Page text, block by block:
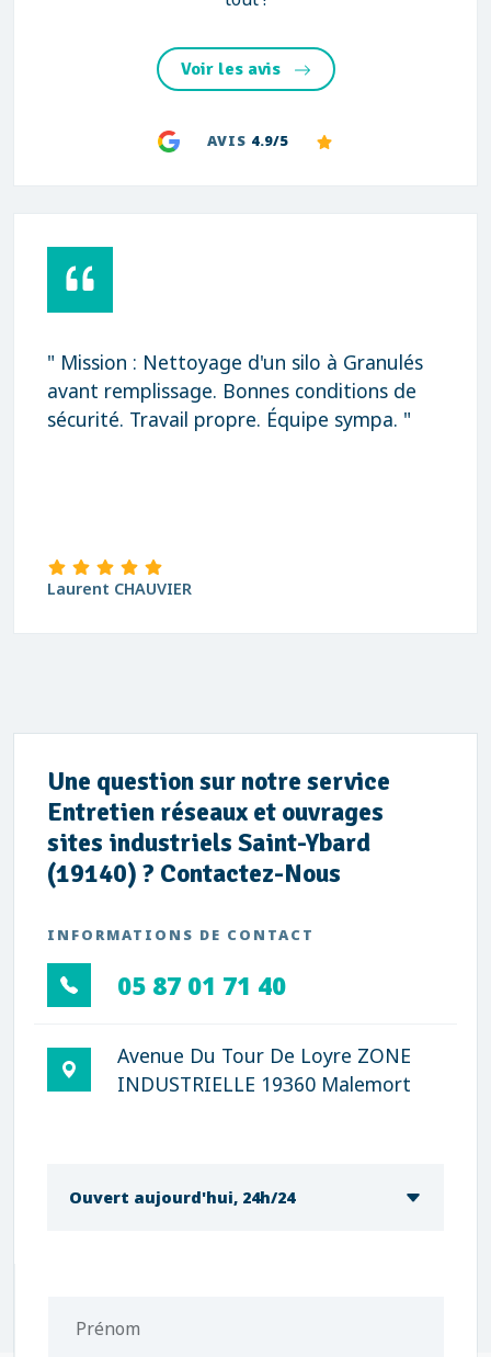
Voir les avis
AVIS 4.9/5
" Mission : Nettoyage d'un silo à Granulés
avant remplissage. Bonnes conditions de
sécurité. Travail propre. Équipe sympa. "
Laurent CHAUVIER
Une question sur notre service
Entretien réseaux et ouvrages
sites industriels Saint-Ybard
(19140) ? Contactez-Nous
INFORMATIONS DE CONTACT
05 87 01 71 40
Avenue Du Tour De Loyre ZONE
INDUSTRIELLE 19360 Malemort
Ouvert aujourd'hui, 24h/24
Prénom